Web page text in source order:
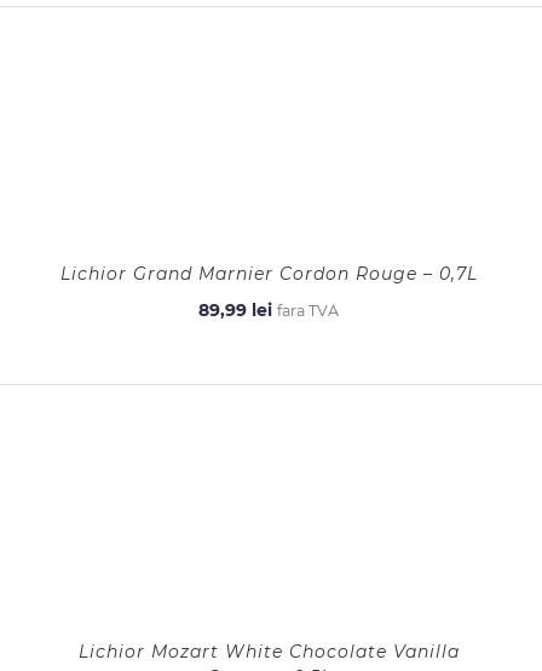
Lichior Grand Marnier Cordon Rouge – 0,7L
89,99 lei fara TVA
Lichior Mozart White Chocolate Vanilla